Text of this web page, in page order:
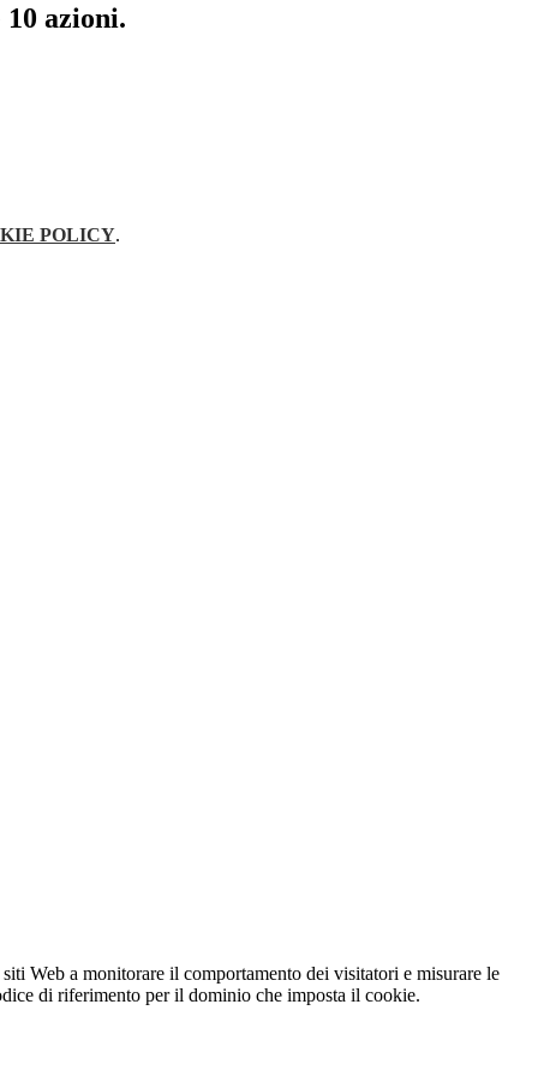
10 azioni.
POLICY.
Web a monitorare il comportamento dei visitatori e misurare le
di riferimento per il dominio che imposta il cookie.